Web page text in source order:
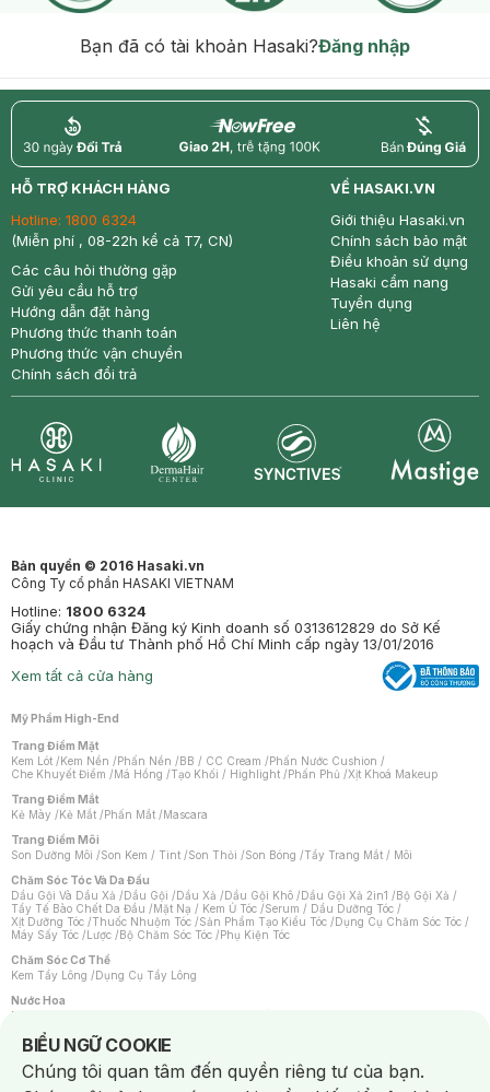
Bạn đã có tài khoản Hasaki?Đăng nhập
return nowfree price
HỖ TRỢ KHÁCH HÀNG
Hotline: 1800 6324
(Miễn phí , 08-22h kể cả T7, CN)
Các câu hỏi thường gặp
Gửi yêu cầu hỗ trợ
Hướng dẫn đặt hàng
Phương thức thanh toán
Phương thức vận chuyển
Chính sách đổi trả
VỀ HASAKI.VN
Giới thiệu Hasaki.vn
Chính sách bảo mật
Điều khoản sử dụng
Hasaki cẩm nang
Tuyển dụng
Liên hệ
Bản quyền © 2016 Hasaki.vn
Công Ty cổ phần HASAKI VIETNAM
Hotline: 1800 6324
Giấy chứng nhận Đăng ký Kinh doanh số 0313612829 do Sở Kế
hoạch và Đầu tư Thành phố Hồ Chí Minh cấp ngày 13/01/2016
Xem tất cả cửa hàng
Mỹ Phẩm High-End
Trang Điểm Mặt
Kem Lót /Kem Nền /Phấn Nền /BB / CC Cream /Phấn Nước Cushion /
Che Khuyết Điểm /Má Hồng /Tạo Khối / Highlight /Phấn Phủ /Xịt Khoá Makeup
Trang Điểm Mắt
Kẻ Mày /Kẻ Mắt /Phấn Mắt /Mascara
Trang Điểm Môi
Son Dưỡng Môi /Son Kem / Tint /Son Thỏi /Son Bóng /Tẩy Trang Mắt / Môi
Chăm Sóc Tóc Và Da Đầu
Dầu Gội Và Dầu Xả /Dầu Gội /Dầu Xả /Dầu Gội Khô /Dầu Gội Xả 2in1 /Bộ Gội Xả /
Tẩy Tế Bào Chết Da Đầu /Mặt Nạ / Kem Ủ Tóc /Serum / Dầu Dưỡng Tóc /
Xịt Dưỡng Tóc /Thuốc Nhuộm Tóc /Sản Phẩm Tạo Kiểu Tóc /Dụng Cụ Chăm Sóc Tóc /
Máy Sấy Tóc /Lược /Bộ Chăm Sóc Tóc /Phụ Kiện Tóc
Chăm Sóc Cơ Thể
Kem Tẩy Lông /Dụng Cụ Tẩy Lông
Nước Hoa
Nước Hoa Nữ
Chăm Sóc Cá Nhân
Chống Muỗi /Khẩu Trang /Máy Massage/Mặt Nạ Xông Hơi /Nước Rửa Tay/
Sản Phẩm Chăm Sóc Khác /Bàn Chải Đánh Răng /Bàn Chải Điện/
BIỂU NGỮ COOKIE
Notice about cookies usage
Chúng tôi quan tâm đến quyền riêng tư của bạn.